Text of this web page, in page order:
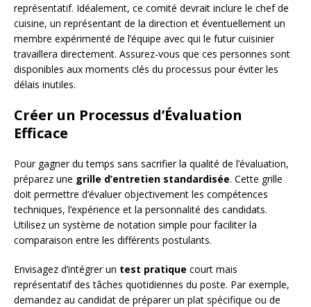
représentatif. Idéalement, ce comité devrait inclure le chef de
cuisine, un représentant de la direction et éventuellement un
membre expérimenté de l’équipe avec qui le futur cuisinier
travaillera directement. Assurez-vous que ces personnes sont
disponibles aux moments clés du processus pour éviter les
délais inutiles.
Créer un Processus d’Évaluation
Efficace
Pour gagner du temps sans sacrifier la qualité de l’évaluation,
préparez une grille d’entretien standardisée. Cette grille
doit permettre d’évaluer objectivement les compétences
techniques, l’expérience et la personnalité des candidats.
Utilisez un système de notation simple pour faciliter la
comparaison entre les différents postulants.
Envisagez d’intégrer un test pratique court mais
représentatif des tâches quotidiennes du poste. Par exemple,
demandez au candidat de préparer un plat spécifique ou de